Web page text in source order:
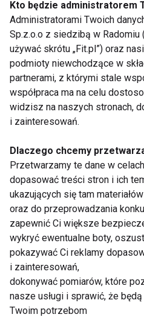
opadami deszczu.
warto wziąć pod uwagę
przemoczenie. W
znajdziemy klejone szwy
stosowane również w
trekkingowych.
Membrana to materiał o
Jednocześnie system
odprowadzanie pary
temu stopa pozostaje
nadmiernie. Kupując
membranę pamiętaj o
sklepach dostępne są
powierzchnię buta i
właściwości membrany.
Co dalej? Dobra
Kto będzie administratorem
Administratorami Twoich
Sp.z.o.o z siedzibą w
używać skrótu „Fit.pl”) oraz
podmioty niewchodzące w
partnerami, z którymi stale
współpraca ma na celu
widzisz na naszych stronach,
i zainteresowań.
Dlaczego chcemy
Przetwarzamy te dane w
dopasować treści stron i ich
ukazujących się tam
oraz do przeprowadzania
zapewnić Ci większe
wykryć ewentualne boty,
pokazywać Ci reklamy
i zainteresowań,
dokonywać pomiarów, które
nasze usługi i sprawić, że
Twoim potrzebom